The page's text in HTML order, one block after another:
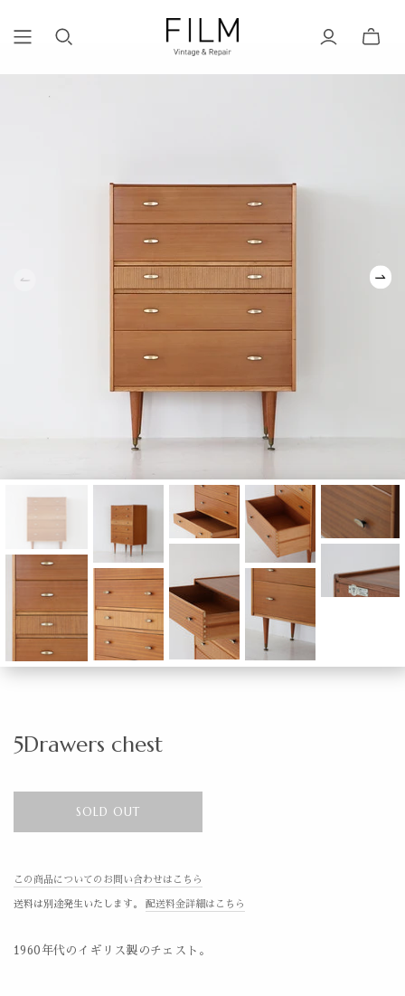
5Drawers chest
SOLD OUT
この商品についてのお問い合わせはこちら
送料は別途発生いたします。 配送料金詳細はこちら
1960年代のイギリス製のチェスト。